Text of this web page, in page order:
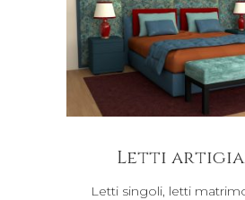
Letti
Letti singoli, letti